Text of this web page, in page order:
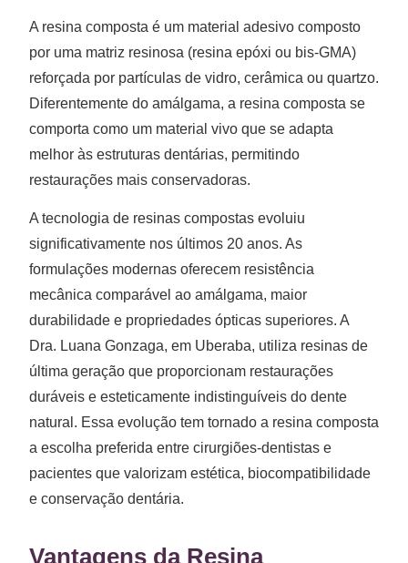
A resina composta é um material adesivo composto
por uma matriz resinosa (resina epóxi ou bis-GMA)
reforçada por partículas de vidro, cerâmica ou quartzo.
Diferentemente do amálgama, a resina composta se
comporta como um material vivo que se adapta
melhor às estruturas dentárias, permitindo
restaurações mais conservadoras.
A tecnologia de resinas compostas evoluiu
significativamente nos últimos 20 anos. As
formulações modernas oferecem resistência
mecânica comparável ao amálgama, maior
durabilidade e propriedades ópticas superiores. A
Dra. Luana Gonzaga, em Uberaba, utiliza resinas de
última geração que proporcionam restaurações
duráveis e esteticamente indistinguíveis do dente
natural. Essa evolução tem tornado a resina composta
a escolha preferida entre cirurgiões-dentistas e
pacientes que valorizam estética, biocompatibilidade
e conservação dentária.
Vantagens da Resina